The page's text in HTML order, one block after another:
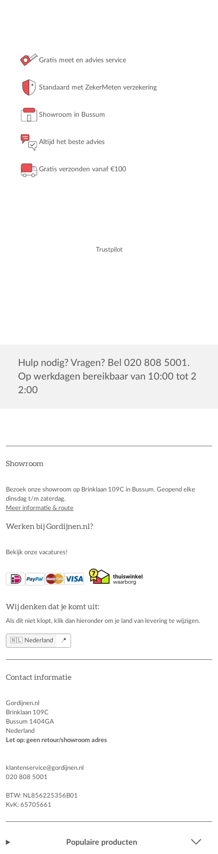
Gratis meet en advies service
Standaard met ZekerMeten verzekering
Showroom in Bussum
Altijd het beste advies
Gratis verzonden vanaf €100
Trustpilot
Hulp nodig? Vragen? Bel 020 808 5001.
Op werkdagen bereikbaar van 10:00 tot 2
2:00
Showroom
Bezoek onze showroom op Brinklaan 109C in Bussum. Geopend elke
dinsdag t/m zaterdag.
Meer informatie & route
Werken bij Gordijnen.nl?
Bekijk onze vacatures!
Wij denken dat je komt uit:
Als dit niet klopt, klik dan hieronder om je land van levering te wijzigen.
🇳🇱 Nederland 📍
Contact informatie
Gordijnen.nl
Brinklaan 109C
Bussum 1404GA
Nederland
Let op: geen retour/showroom adres
klantenservice@gordijnen.nl
020 808 5001
BTW: NL856225356B01
KvK: 65705661
Populaire producten